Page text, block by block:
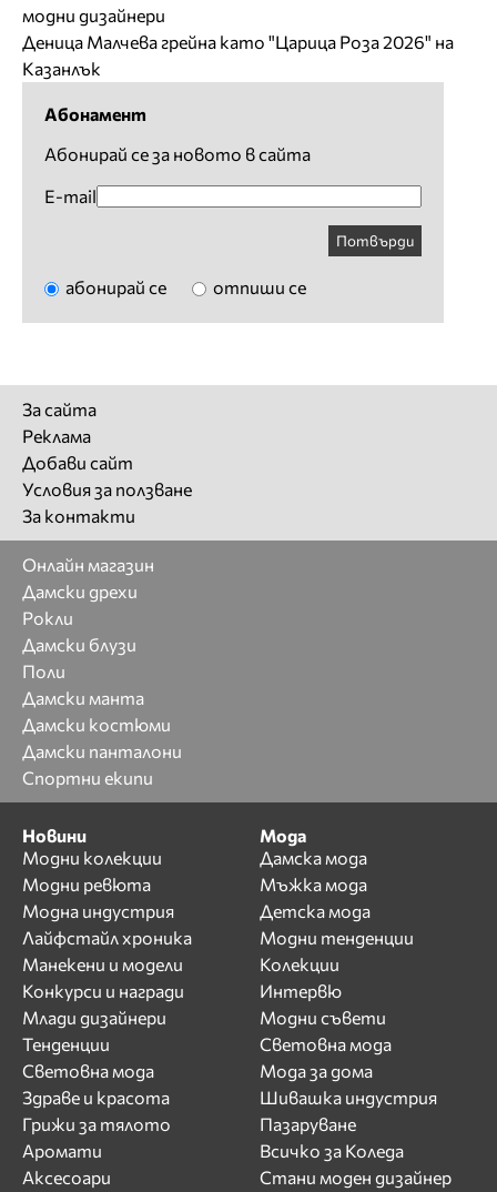
модни дизайнери
Деница Малчева грейна като "Царица Роза 2026" на
Казанлък
Абонамент
Абонирай се за новото в сайта
E-mail
Потвърди
абонирай се отпиши се
За сайта
Реклама
Добави сайт
Условия за ползване
За контакти
Онлайн магазин
Дамски дрехи
Рокли
Дамски блузи
Поли
Дамски манта
Дамски костюми
Дамски панталони
Спортни екипи
Новини
Модни колекции
Модни ревюта
Модна индустрия
Лайфстайл хроника
Манекени и модели
Конкурси и награди
Млади дизайнери
Тенденции
Световна мода
Здраве и красота
Грижи за тялото
Аромати
Аксесоари
Мода
Дамска мода
Мъжка мода
Детска мода
Модни тенденции
Колекции
Интервю
Модни съвети
Световна мода
Мода за дома
Шивашка индустрия
Пазаруване
Всичко за Коледа
Стани моден дизайнер